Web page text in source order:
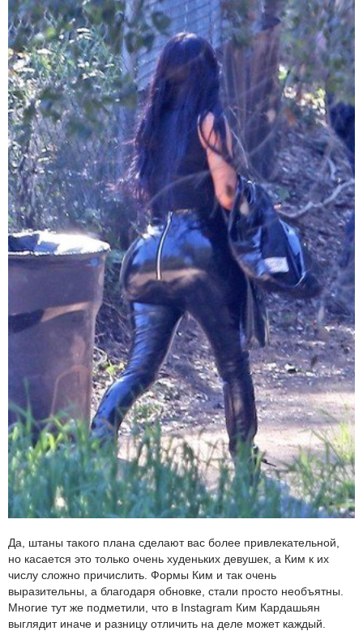
Да, штаны такого плана сделают вас более привлекательной,
но касается это только очень худеньких девушек, а Ким к их
числу сложно причислить. Формы Ким и так очень
выразительны, а благодаря обновке, стали просто необъятны.
Многие тут же подметили, что в Instagram Ким Кардашьян
выглядит иначе и разницу отличить на деле может каждый.